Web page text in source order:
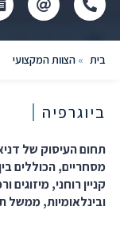
Click
to
copy
this
phone
the
clipboard
Click
to
copy
this
email בית » הצוות המקצועי
ביוגרפיה
תחום העיסוק של
מסחריים, הכוללים
קניין רוחני,
ובינלאומיות, ממשל